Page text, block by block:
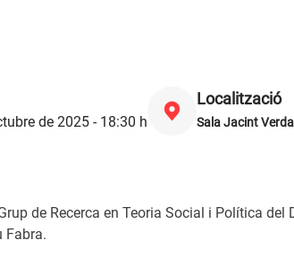
de 2025 - 18:30 h
Localització
Sala Jacint
de Recerca en Teoria Social i Política
Fabra.